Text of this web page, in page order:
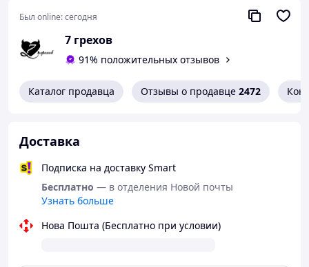
Был online:сегодня
7 грехов
91% положительных отзывов
Каталог продавца Отзывы о продавце 2472
Доставка
Подписка на доставку Smart
Бесплатно — в отделения Новой почты
Узнать больше
Нова Пошта (Бесплатно при условии)